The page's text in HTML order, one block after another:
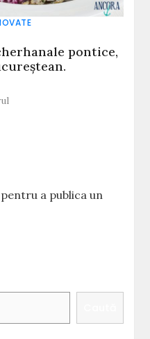
pontice,
pentru a publica un